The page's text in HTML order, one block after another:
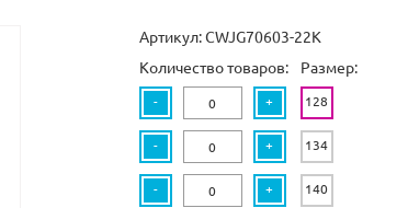
Артикул:CWJG70603-22K
Количество товаров:
- +
- +
- +
Размер:
128
134
140